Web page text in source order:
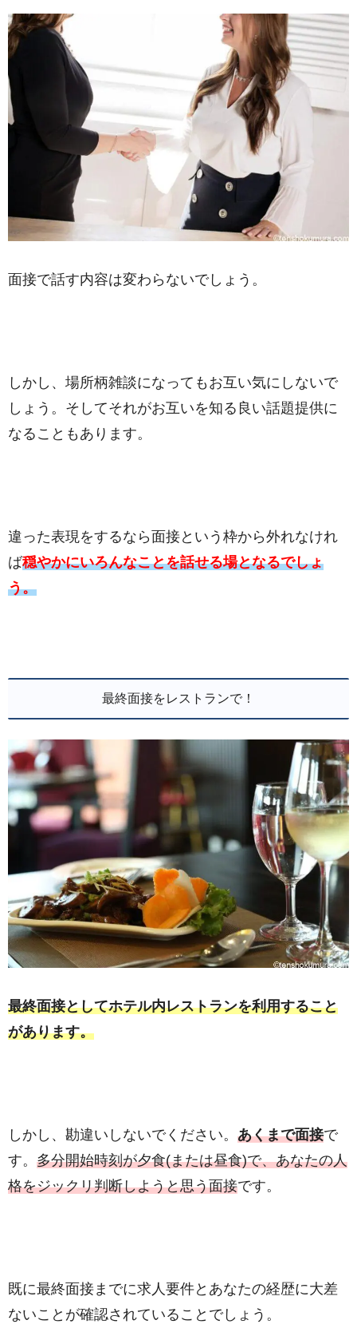
面接で話す内容は変わらないでしょう。
しかし、場所柄雑談になってもお互い気にしないで
しょう。そしてそれがお互いを知る良い話題提供に
なることもあります。
違った表現をするなら面接という枠から外れなけれ
ば穏やかにいろんなことを話せる場となるでしょ
う。
最終面接をレストランで！
最終面接としてホテル内レストランを利用すること
があります。
しかし、勘違いしないでください。 あくまで面接で
す。 多分開始時刻が夕食(または昼食)で、あなたの人
格をジックリ判断しようと思う面接です。
既に最終面接までに求人要件とあなたの経歴に大差
ないことが確認されていることでしょう。